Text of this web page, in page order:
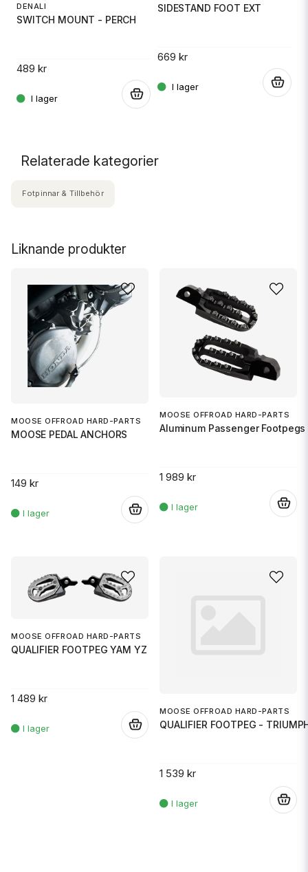
DENALI
SWITCH MOUNT - PERCH
489 kr
SIDESTAND FOOT EXT
669 kr
Liknande produkter
MOOSE OFFROAD HARD-PARTS
MOOSE PEDAL ANCHORS
149 kr
MOOSE OFFROAD HARD-PARTS
Aluminum Passenger
1 989 kr
MOOSE OFFROAD HARD-PARTS
QUALIFIER FOOTPEG YAM YZ
1 489 kr
MOOSE OFFROAD HARD-PARTS
QUALIFIER FOOTPEG -
1 539 kr
Relaterade kategorier
Fotpinnar & Tillbehör